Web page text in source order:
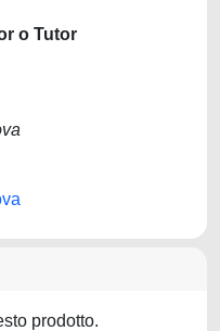
o Tutor
prodotto.